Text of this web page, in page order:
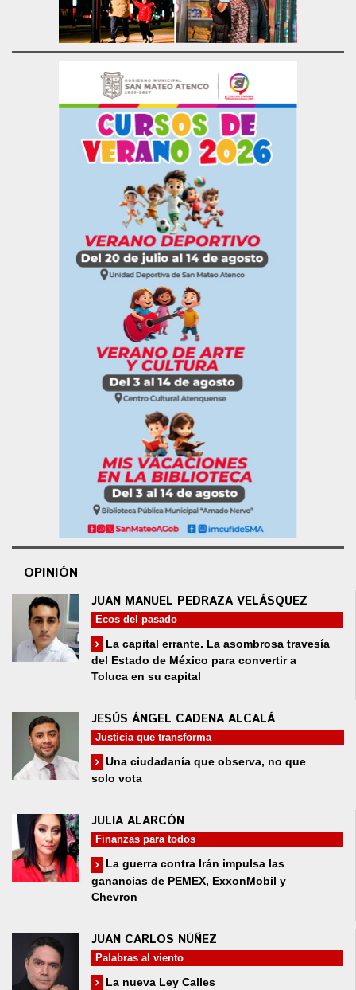
OPINIÓN
JUAN MANUEL PEDRAZA VELÁSQUEZ
Ecos del pasado
La capital errante. La asombrosa travesía
del Estado de México para convertir a
Toluca en su capital
JESÚS ÁNGEL CADENA ALCALÁ
Justicia que transforma
Una ciudadanía que observa, no que
solo vota
JULIA ALARCÓN
Finanzas para todos
La guerra contra Irán impulsa las
ganancias de PEMEX, ExxonMobil y
Chevron
JUAN CARLOS NÚÑEZ
Palabras al viento
La nueva Ley Calles